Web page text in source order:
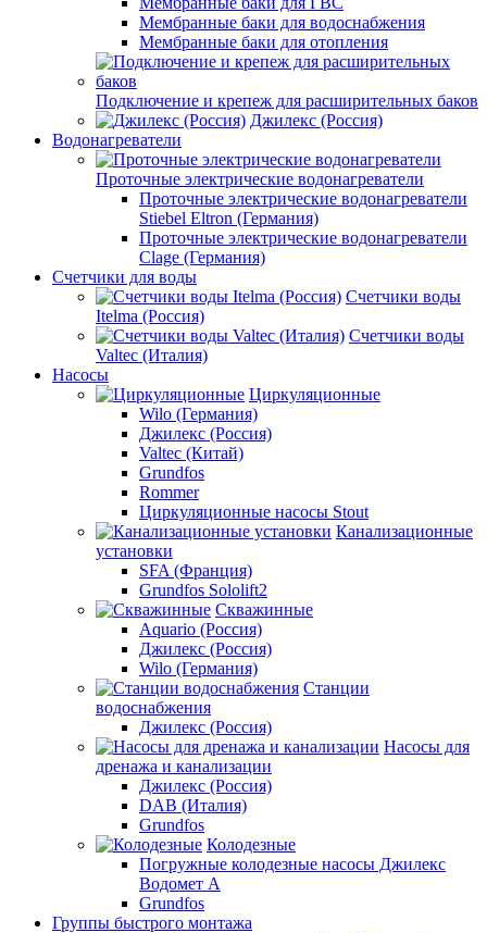
Мембранные баки для водоснабжения
Мембранные баки для отопления
Подключение и крепеж для расширительных баков
Джилекс (Россия)
Водонагреватели
Проточные электрические водонагреватели
Проточные электрические водонагреватели
Stiebel Eltron (Германия)
Проточные электрические водонагреватели
Clage (Германия)
Счетчики для воды
Счетчики воды
Itelma (Россия)
Счетчики воды
Valtec (Италия)
Насосы
Циркуляционные
Wilo (Германия)
Джилекс (Россия)
Valtec (Китай)
Grundfos
Rommer
Циркуляционные насосы Stout
Канализационные
установки
SFA (Франция)
Grundfos Sololift2
Скважинные
Aquario (Россия)
Джилекс (Россия)
Wilo (Германия)
Станции
водоснабжения
Джилекс (Россия)
Насосы для
дренажа и канализации
Джилекс (Россия)
DAB (Италия)
Grundfos
Колодезные
Погружные колодезные насосы Джилекс
Водомет А
Grundfos
Группы быстрого монтажа